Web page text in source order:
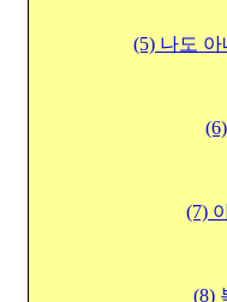
(5) 나도
(7)
(8)